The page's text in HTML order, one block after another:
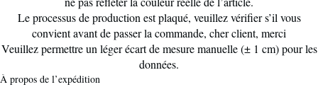
Le processus de production est plaqué, veuillez vérifier s’il vous
convient avant de passer la commande, cher client, merci
Veuillez permettre un léger écart de mesure manuelle (± 1 cm) pour les
données.
À propos de l’expédition